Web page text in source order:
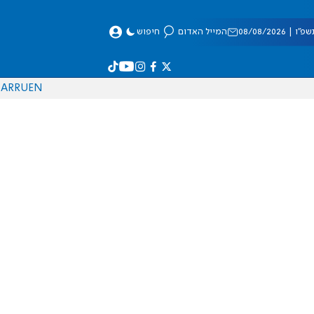
08/2026 המייל האדום חיפוש
EN
RU
AR